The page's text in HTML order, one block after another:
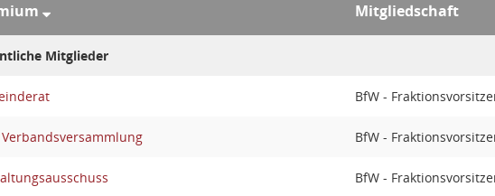
Mitgliedschaft
Mitglieder
BfW -
Verbandsversammlung BfW -
BfW -